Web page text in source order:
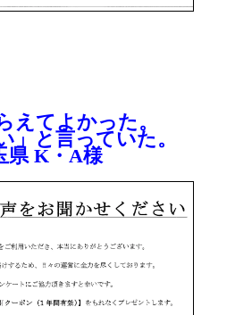
えてよかった。
」と言っていた。
県 K・A様